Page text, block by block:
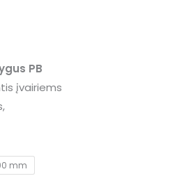
PB
įvairiems
mm